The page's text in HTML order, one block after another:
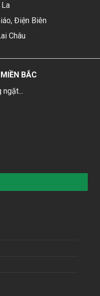
Điện Biên
Châu
BẮC
ngặt...